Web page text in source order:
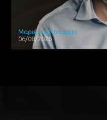
Μαριέττα Ποταμίτη
06/08/2026